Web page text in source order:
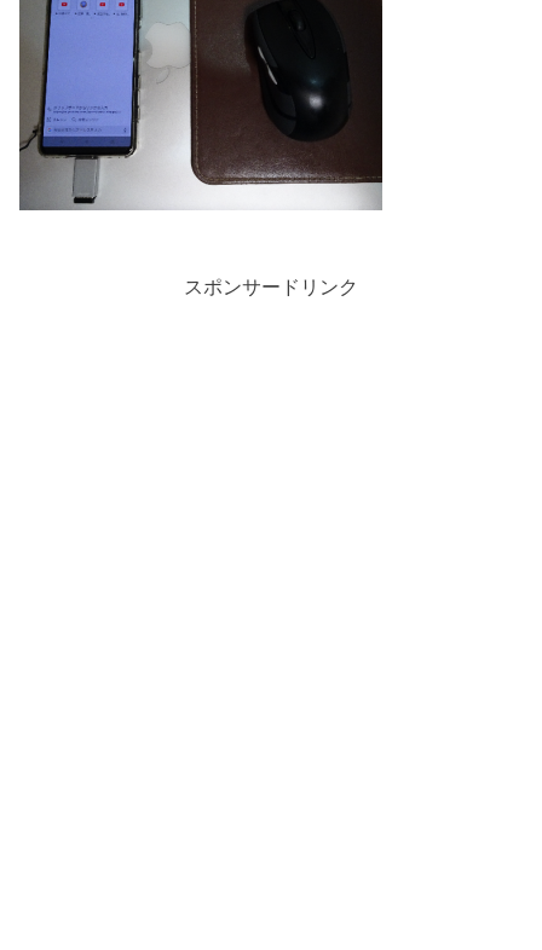
スポンサードリンク